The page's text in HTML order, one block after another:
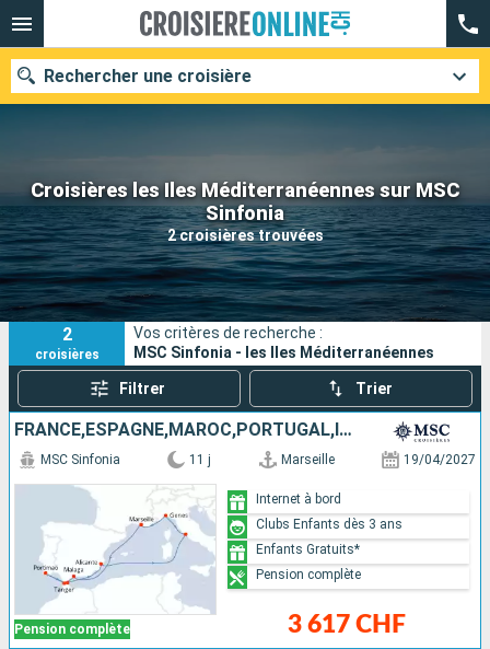
Croisières les Iles Méditerranéennes sur MSC
Sinfonia
2 croisières trouvées
Rechercher une croisière
Nos destinations
Mois de départ
Ports Compagnies
Rechercher
2
croisières
Vos critères de recherche :
MSC Sinfonia - les Iles Méditerranéennes
Filtrer Trier
FRANCE,ESPAGNE,MAROC,PORTUGAL,ITALIE
Pension complète
MSC Sinfonia 11 j Marseille 19/04/2027
3 617 CHF
Internet à bord
Clubs Enfants dès 3 ans
Enfants Gratuits*
Pension complète